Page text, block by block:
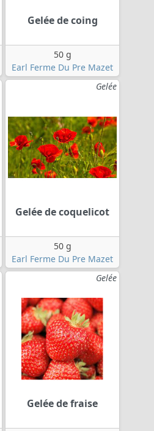
Gelée de coing
50 g
Earl Ferme Du Pre Mazet
Gelée
Gelée de coquelicot
50 g
Earl Ferme Du Pre Mazet
Gelée
Gelée de fraise